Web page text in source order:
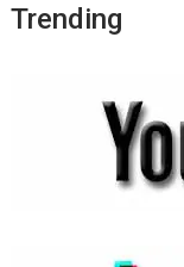
Trending